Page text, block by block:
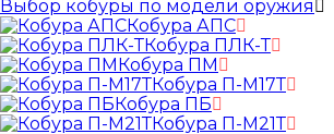
Выбор кобуры по модели оружия
Кобура АПС
Кобура ПЛК-Т
Кобура ПМ
Кобура П-М17Т
Кобура ПБ
Кобура П-М21Т